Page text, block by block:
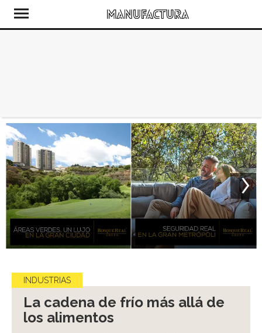
INDUSTRIAS
La cadena de frío más allá de
los alimentos